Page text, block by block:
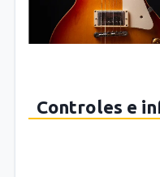
Controles e